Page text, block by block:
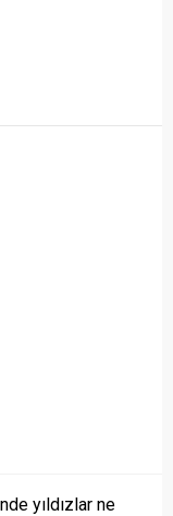
yıldızlar ne